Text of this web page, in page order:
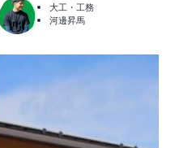
大工・工務
河邊昇馬